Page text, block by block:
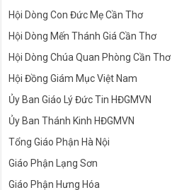
Hội Dòng Con Đức Mẹ Cần Thơ
Hội Dòng Mến Thánh Giá Cần Thơ
Hội Dòng Chúa Quan Phòng Cần Thơ
Hội Đồng Giám Mục Việt Nam
Ủy Ban Giáo Lý Đức Tin HĐGMVN
Ủy Ban Thánh Kinh HĐGMVN
Tổng Giáo Phận Hà Nội
Giáo Phận Lạng Sơn
Giáo Phận Hưng Hóa